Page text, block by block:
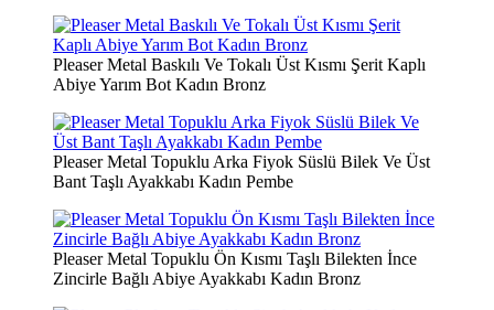
Pleaser Metal Baskılı Ve Tokalı Üst Kısmı Şerit Kaplı
Abiye Yarım Bot Kadın Bronz
Pleaser Metal Topuklu Arka Fiyok Süslü Bilek Ve Üst
Bant Taşlı Ayakkabı Kadın Pembe
Pleaser Metal Topuklu Ön Kısmı Taşlı Bilekten İnce
Zincirle Bağlı Abiye Ayakkabı Kadın Bronz